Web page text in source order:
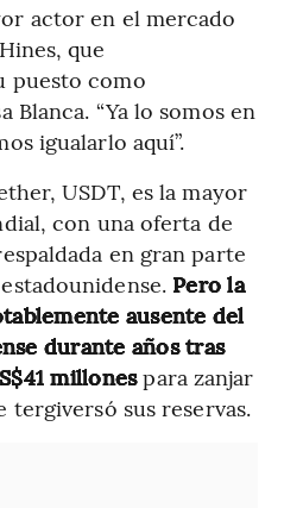
actor en el mercado
que
puesto como
Blanca. “Ya lo somos en
igualarlo aquí”.
USDT, es la mayor
con una oferta de
en gran parte
Pero la
ausente del
durante años tras
millonespara zanjar
tergiversó sus reservas.